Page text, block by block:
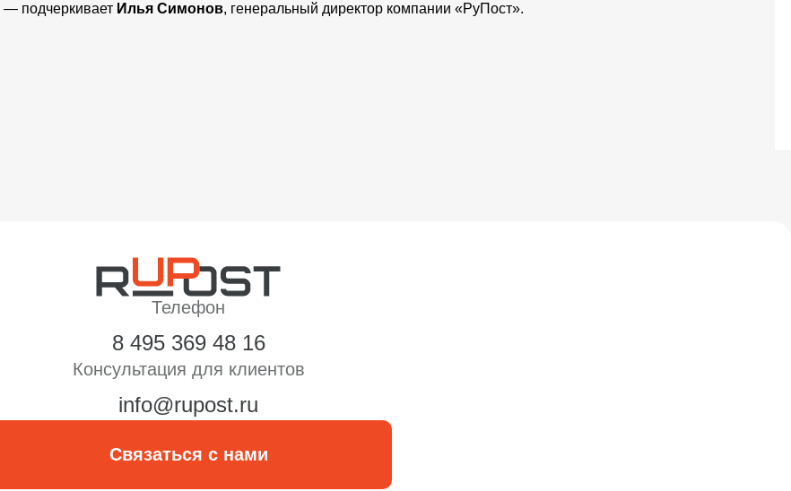
— подчеркивает Илья Симонов, генеральный директор компании «РуПост».
Телефон
8 495 369 48 16
Консультация для клиентов
info@rupost.ru
Связаться с нами